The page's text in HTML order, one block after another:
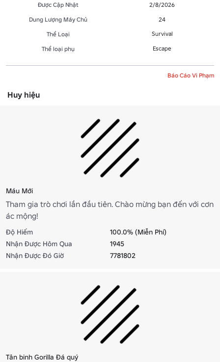
Được Cập Nhật
2/8/2026
Dung Lượng Máy Chủ
24
Thể Loại
Survival
Thể loại phụ Escape
Báo Cáo Vi Phạm
Huy hiệu
Máu Mới
Tham gia trò chơi lần đầu tiên. Chào mừng bạn đến với cơn
ác mộng!
Độ Hiếm
100.0% (Miễn Phí)
Nhận Được Hôm Qua
1945
Nhận Được Đó Giờ
7781802
Tân binh Gorilla Đá quý